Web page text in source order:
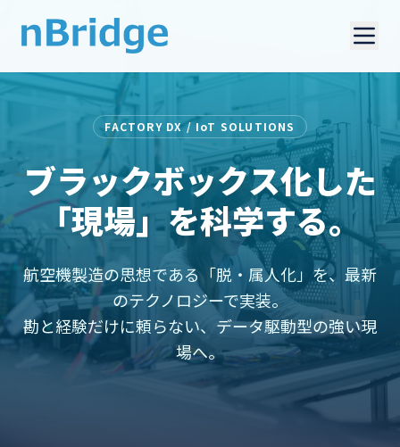
FACTORY DX / IoT SOLUTIONS
ブラックボックス化した
「現場」を科学する。
航空機製造の思想である「脱・属人化」を、最新
のテクノロジーで実装。
勘と経験だけに頼らない、データ駆動型の強い現
場へ。